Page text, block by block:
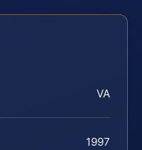
VA
1997